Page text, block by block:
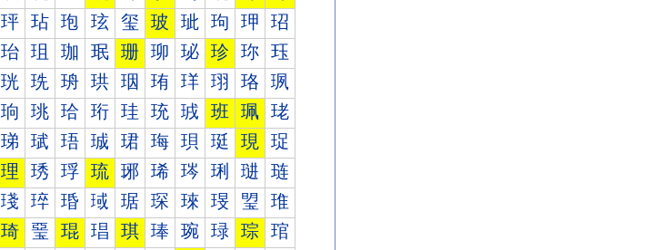
玶 玷 玸 玹 玺 玻 玼 玽 玾 玿
珆 珇 珈 珉 珊 珋 珌 珍 珎 珏
珖 珗 珘 珙 珚 珛 珜 珝 珞 珟
珦 珧 珨 珩 珪 珫 珬 班 珮 珯
珶 珷 珸 珹 珺 珻 珼 珽 現 珿
理 琇 琈 琉 琊 琋 琌 琍 琎 琏
琖 琗 琘 琙 琚 琛 琜 琝 琞 琟
琦 琧 琨 琩 琪 琫 琬 琭 琮 琯